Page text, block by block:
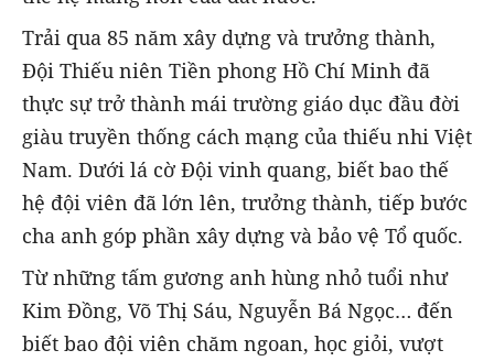
Trải qua 85 năm xây dựng và trưởng thành,
Đội Thiếu niên Tiền phong Hồ Chí Minh đã
thực sự trở thành mái trường giáo dục đầu đời
giàu truyền thống cách mạng của thiếu nhi Việt
Nam. Dưới lá cờ Đội vinh quang, biết bao thế
hệ đội viên đã lớn lên, trưởng thành, tiếp bước
cha anh góp phần xây dựng và bảo vệ Tổ quốc.
Từ những tấm gương anh hùng nhỏ tuổi như
Kim Đồng, Võ Thị Sáu, Nguyễn Bá Ngọc… đến
biết bao đội viên chăm ngoan, học giỏi, vượt